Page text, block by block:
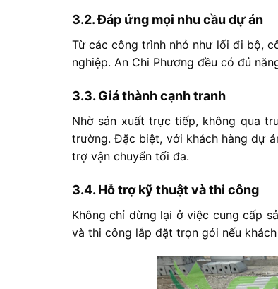
3.2.Đáp ứng mọi nhu cầu dựán
Từcáccôngtrình nhỏ như lối đi bộ,
nghiệp. An Chi Phương đều có đủ
3.3. Giáthànhcạnhtranh
Nhờ sản xuất trựctiếp, không qua
trường.Đặc biệt, với khách hàngdự
trợ vận chuyển tối đa.
3.4. Hỗtrợkỹ thuậtvàthi công
Khôngchỉ dừng lại ởviệc cungcấp
và thi công lắp đặt trọn gói nếu khách